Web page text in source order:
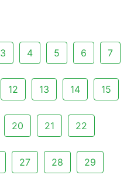
3 4 5 6 7
12 13 14 15
20 21 22
27 28 29